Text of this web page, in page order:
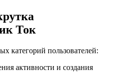
Ток
категорий пользователей:
активности и создания